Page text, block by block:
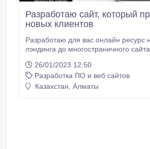
Разработаю сайт, который
новых клиентов
Разработаю для вас онлайн ресурс на
лэндинга до многостраничного
и подключать необходимые настройки. Ваш
будет решать ваши задачи – от
клиентов и формирования их базы, до презентации
26/01/2023 12:50
Разработка ПО и веб сайтов
Казахстан, Алматы